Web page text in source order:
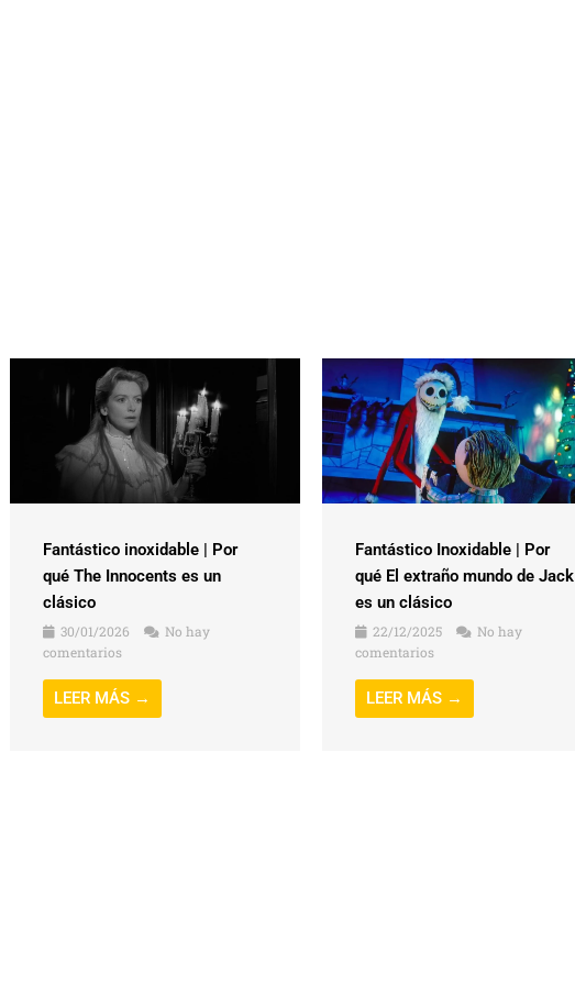
Fantástico inoxidable | Por
qué The Innocents es un
clásico
30/01/2026
No hay
comentarios
LEER MÁS →
Fantástico Inoxidable | Por
qué El extraño mundo de Jack
es un clásico
22/12/2025
No hay
comentarios
LEER MÁS →